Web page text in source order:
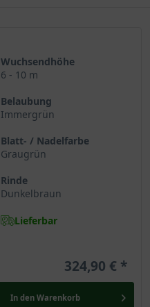
Wuchsendhöhe
6 - 10 m
Belaubung
Immergrün
Blatt- / Nadelfarbe
Graugrün
Rinde
Dunkelbraun
Lieferbar
324,90 €
In den Warenkorb